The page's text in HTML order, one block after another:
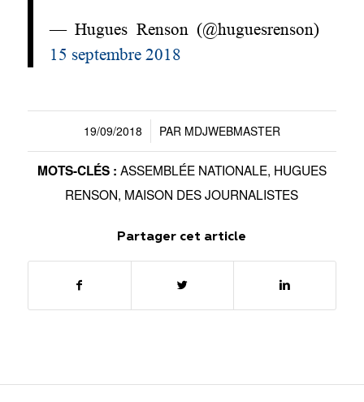
— Hugues Renson (@huguesrenson)
15 septembre 2018
19/09/2018
/ PAR MDJWEBMASTER
MOTS-CLÉS : ASSEMBLÉE NATIONALE, HUGUES
RENSON, MAISON DES JOURNALISTES
Partager cet article